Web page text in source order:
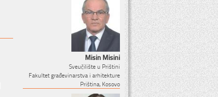
Misin Misini
Sveučilište u Prištini
Fakultet građevinarstva i arhitekture
Priština, Kosovo